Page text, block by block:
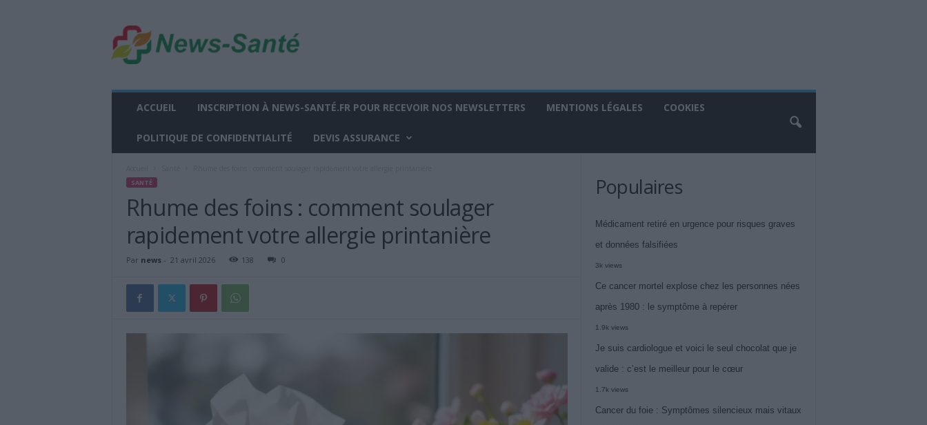
w
s
ACCUEIL INSCRIPTION À NEWS-SANTÉ.FR POUR RECEVOIR NOS NEWSLETTERS MENTIONS LÉGALES COOKIES
POLITIQUE DE CONFIDENTIALITÉ DEVIS ASSURANCE
SANTÉ
Rhume des foins : comment soulager
rapidement votre allergie printanière
Par news- 21 avril 2026 138 0
Populaires
Médicament retiré en urgence pour risques graves
et données falsifiées
3k views
Ce cancer mortel explose chez les personnes nées
après 1980 : le symptôme à repérer
1.9k views
Je suis cardiologue et voici le seul chocolat que je
valide : c’est le meilleur pour le cœur
1.7k views
Cancer du foie : Symptômes silencieux mais vitaux